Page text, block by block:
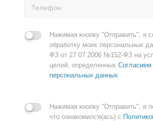
Нажимая кнопку "Отправить", я
обработку моих персональных
ФЗ от 27.07.2006 №152-ФЗ на
целей, определенных Согласием
персональных данных
Нажимая кнопку "Отправить", я
что ознакомился(ась) с